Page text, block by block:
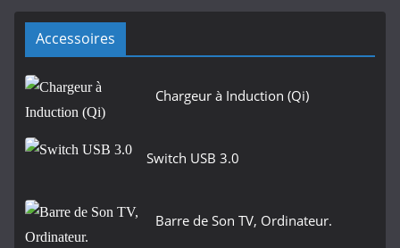
Accessoires
Chargeur à Induction (Qi)
Switch USB 3.0
Barre de Son TV, Ordinateur.